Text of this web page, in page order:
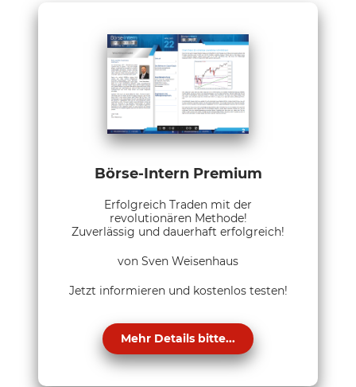
Börse-Intern Premium
Erfolgreich Traden mit der
revolutionären Methode!
Zuverlässig und dauerhaft erfolgreich!
von Sven Weisenhaus
Jetzt informieren und kostenlos testen!
Mehr Details bitte...